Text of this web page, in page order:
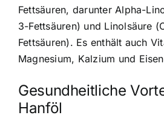
Fettsäuren, darunter Alpha-
3-Fettsäuren) und Linolsäure
Fettsäuren). Es enthält auch
Magnesium, Kalzium und
Gesundheitliche
Hanföl